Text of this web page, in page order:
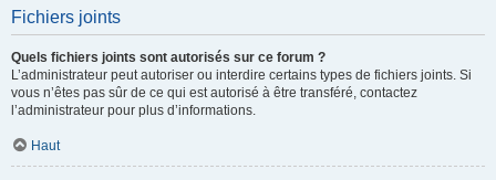
Fichiers joints
Quels fichiers joints sont autorisés sur ce forum ?
L’administrateur peut autoriser ou interdire certains types de fichiers joints. Si
vous n’êtes pas sûr de ce qui est autorisé à être transféré, contactez
l’administrateur pour plus d’informations.
Haut